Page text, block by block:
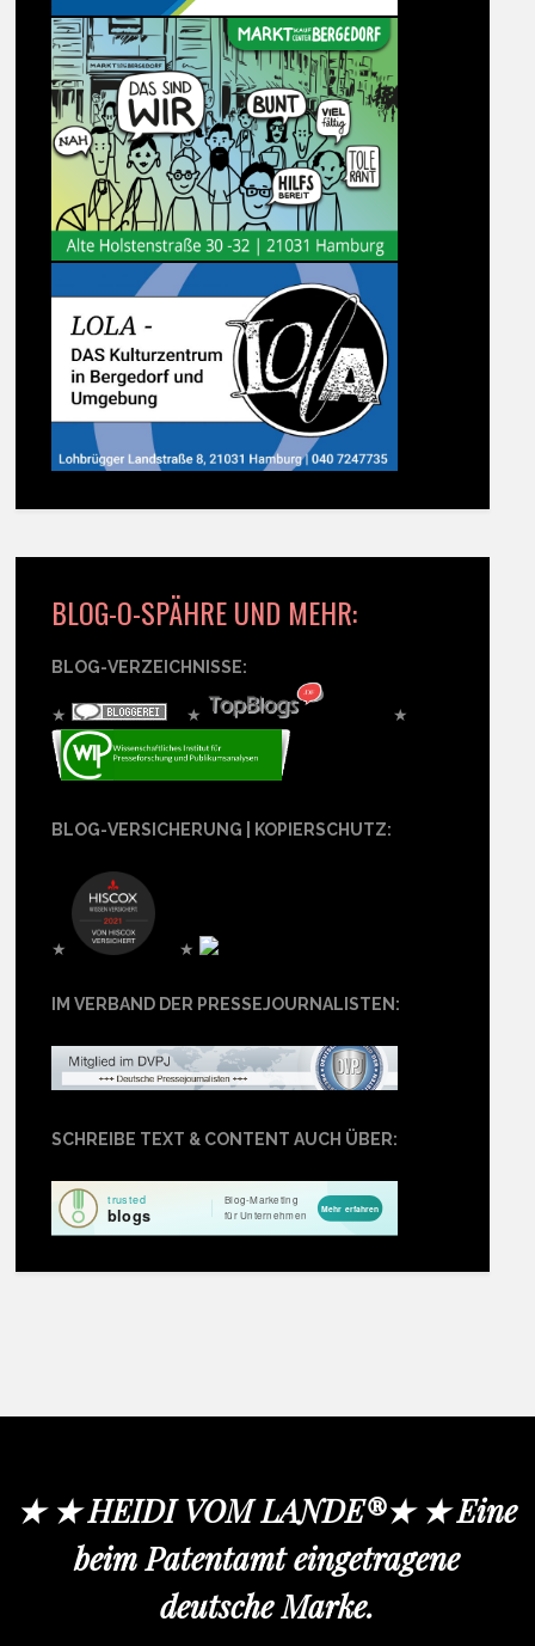
BLOG-O-SPÄHRE UND MEHR:
BLOG-VERZEICHNISSE:
★ ★ ★
BLOG-VERSICHERUNG | KOPIERSCHUTZ:
★ ★
IM VERBAND DER PRESSEJOURNALISTEN:
SCHREIBE TEXT & CONTENT AUCH ÜBER:
★ ★ HEIDI VOM LANDE®★ ★ Eine
beim Patentamt eingetragene
deutsche Marke.